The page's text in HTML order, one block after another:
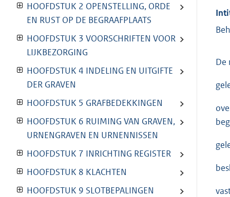
HOOFDSTUK 2 OPENSTELLING, ORDE
EN RUST OP DE BEGRAAFPLAATS
HOOFDSTUK 3 VOORSCHRIFTEN VOOR
LIJKBEZORGING
HOOFDSTUK 4 INDELING EN UITGIFTE
DER GRAVEN
HOOFDSTUK 5 GRAFBEDEKKINGEN
HOOFDSTUK 6 RUIMING VAN GRAVEN,
URNENGRAVEN EN URNENNISSEN
HOOFDSTUK 7 INRICHTING REGISTER
HOOFDSTUK 8 KLACHTEN
HOOFDSTUK 9 SLOTBEPALINGEN
De